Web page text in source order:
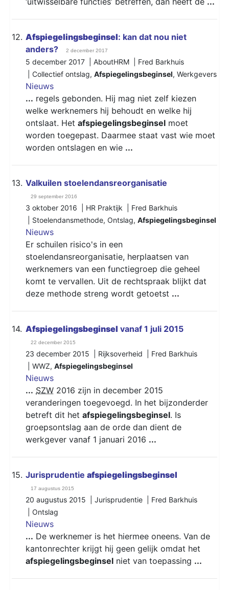
12. Afspiegelingsbeginsel: kan dat nou niet
anders?
2 december 2017
5 december 2017 | AboutHRM | Fred Barkhuis
Collectief ontslag, Afspiegelingsbeginsel, Werkgevers
Nieuws
... regels gebonden. Hij mag niet zelf kiezen
welke werknemers hij behoudt en welke hij
ontslaat. Het afspiegelingsbeginsel moet
worden toegepast. Daarmee staat vast wie moet
worden ontslagen en wie ...
13. Valkuilen stoelendansreorganisatie
29 september 2016
3 oktober 2016 | HR Praktijk | Fred Barkhuis
Stoelendansmethode, Ontslag, Afspiegelingsbeginsel
Nieuws
Er schuilen risico's in een
stoelendansreorganisatie, herplaatsen van
werknemers van een functiegroep die geheel
komt te vervallen. Uit de rechtspraak blijkt dat
deze methode streng wordt getoetst ...
14. Afspiegelingsbeginsel vanaf 1 juli 2015
22 december 2015
23 december 2015 | Rijksoverheid | Fred Barkhuis
WWZ, Afspiegelingsbeginsel
Nieuws
... SZW 2016 zijn in december 2015
veranderingen toegevoegd. In het bijzonderder
betreft dit het afspiegelingsbeginsel. Is
groepsontslag aan de orde dan dient de
werkgever vanaf 1 januari 2016 ...
15. Jurisprudentie afspiegelingsbeginsel
17 augustus 2015
20 augustus 2015 | Jurisprudentie | Fred Barkhuis
Ontslag
Nieuws
... De werknemer is het hiermee oneens. Van de
kantonrechter krijgt hij geen gelijk omdat het
afspiegelingsbeginsel niet van toepassing ...